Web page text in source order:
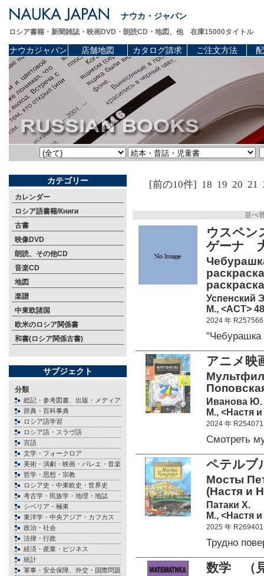
ナウカ・ジャパン
ロシア書籍・新聞雑誌・映画DVD・朗読CD・地図、他 在庫15000タイトル
ナウカジャパン 店舗地図 カタログ請求 ご注文方法
カテゴリー
カレンダー
ロシア語書籍/Книги
古書
映像DVD
朗読、その他CD
音楽CD
地図
楽譜
中東欧諸国
欧米のロシア関係書
和書(ロシア関係古書)
サブジェクト
分類
総記・参考図書、出版・メディア
辞典・百科事典
ロシア語学習
ロシア語・スラヴ語
言語
文学・フォークロア
美術・演劇・映画・バレエ・音楽
哲学・思想・宗教
ロシア史・中東欧史・世界史
考古学・民族学・地理・地誌
シベリア・極東
東洋学・中央アジア・カフカス
政治・社会
法律・行政
経済・産業・ビジネス
統計
軍事・安全保障、外交・国際問題
[前の10件] 18 19 20 21
並べ
ウスペン
ゲーナ
Успенский
М., <АСТ>
2024 年 R257566
"Чебурашка
アニメ映
Иванова Ю.
М., <Настя
2024 年 R254071
Смотреть
ペテルブ
Мосты
(Настя и
Патаки Х.
М., <Настя
2025 年 R269401
Трудно
数学 （